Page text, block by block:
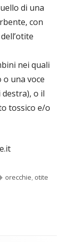
di una
con
nei quali
una voce
o il
tossico e/o
Tag
orecchie, otite